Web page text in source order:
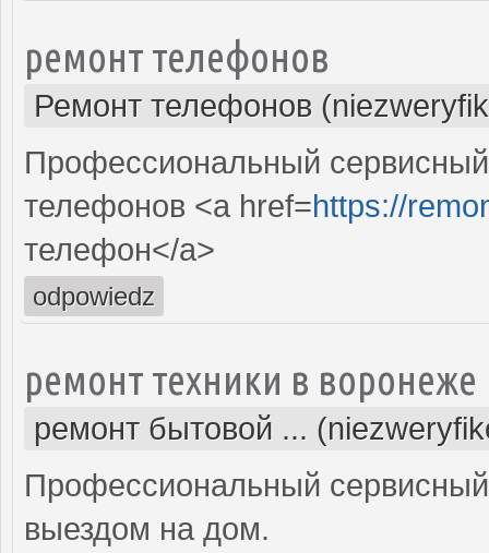
ремонт телефонов
Ремонт телефонов
Профессиональный
телефонов <a href=https://
телефон</a>
odpowiedz
ремонт техники в воронеже
ремонт бытовой ...
Профессиональный
выездом на дом.